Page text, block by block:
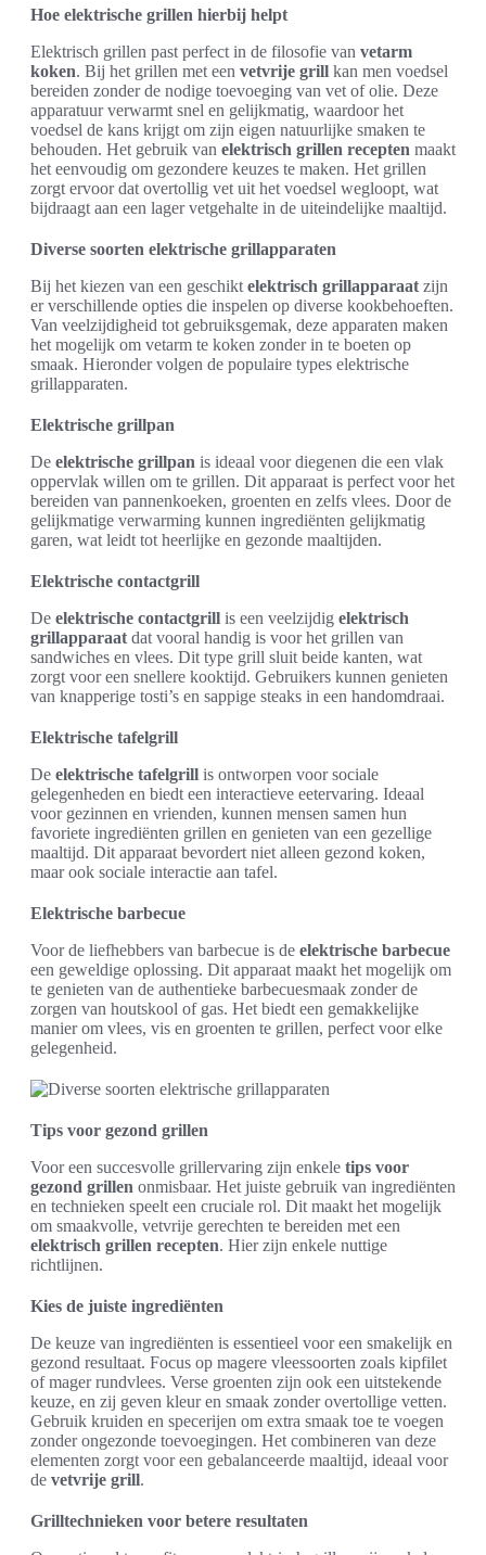
Hoe elektrische grillen hierbij helpt
Elektrisch grillen past perfect in de filosofie van vetarm
koken. Bij het grillen met een vetvrije grill kan men voedsel
bereiden zonder de nodige toevoeging van vet of olie. Deze
apparatuur verwarmt snel en gelijkmatig, waardoor het
voedsel de kans krijgt om zijn eigen natuurlijke smaken te
behouden. Het gebruik van elektrisch grillen recepten maakt
het eenvoudig om gezondere keuzes te maken. Het grillen
zorgt ervoor dat overtollig vet uit het voedsel wegloopt, wat
bijdraagt aan een lager vetgehalte in de uiteindelijke maaltijd.
Diverse soorten elektrische grillapparaten
Bij het kiezen van een geschikt elektrisch grillapparaat zijn
er verschillende opties die inspelen op diverse kookbehoeften.
Van veelzijdigheid tot gebruiksgemak, deze apparaten maken
het mogelijk om vetarm te koken zonder in te boeten op
smaak. Hieronder volgen de populaire types elektrische
grillapparaten.
Elektrische grillpan
De elektrische grillpan is ideaal voor diegenen die een vlak
oppervlak willen om te grillen. Dit apparaat is perfect voor het
bereiden van pannenkoeken, groenten en zelfs vlees. Door de
gelijkmatige verwarming kunnen ingrediënten gelijkmatig
garen, wat leidt tot heerlijke en gezonde maaltijden.
Elektrische contactgrill
De elektrische contactgrill is een veelzijdig elektrisch
grillapparaat dat vooral handig is voor het grillen van
sandwiches en vlees. Dit type grill sluit beide kanten, wat
zorgt voor een snellere kooktijd. Gebruikers kunnen genieten
van knapperige tosti’s en sappige steaks in een handomdraai.
Elektrische tafelgrill
De elektrische tafelgrill is ontworpen voor sociale
gelegenheden en biedt een interactieve eetervaring. Ideaal
voor gezinnen en vrienden, kunnen mensen samen hun
favoriete ingrediënten grillen en genieten van een gezellige
maaltijd. Dit apparaat bevordert niet alleen gezond koken,
maar ook sociale interactie aan tafel.
Elektrische barbecue
Voor de liefhebbers van barbecue is de elektrische barbecue
een geweldige oplossing. Dit apparaat maakt het mogelijk om
te genieten van de authentieke barbecuesmaak zonder de
zorgen van houtskool of gas. Het biedt een gemakkelijke
manier om vlees, vis en groenten te grillen, perfect voor elke
gelegenheid.
Tips voor gezond grillen
Voor een succesvolle grillervaring zijn enkele tips voor
gezond grillen onmisbaar. Het juiste gebruik van ingrediënten
en technieken speelt een cruciale rol. Dit maakt het mogelijk
om smaakvolle, vetvrije gerechten te bereiden met een
elektrisch grillen recepten. Hier zijn enkele nuttige
richtlijnen.
Kies de juiste ingrediënten
De keuze van ingrediënten is essentieel voor een smakelijk en
gezond resultaat. Focus op magere vleessoorten zoals kipfilet
of mager rundvlees. Verse groenten zijn ook een uitstekende
keuze, en zij geven kleur en smaak zonder overtollige vetten.
Gebruik kruiden en specerijen om extra smaak toe te voegen
zonder ongezonde toevoegingen. Het combineren van deze
elementen zorgt voor een gebalanceerde maaltijd, ideaal voor
de vetvrije grill.
Grilltechnieken voor betere resultaten